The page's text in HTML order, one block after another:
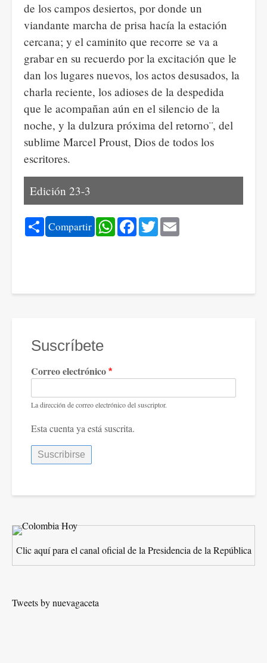
de los campos desiertos, por donde un
viandante marcha de prisa hacía la estación
cercana; y el caminito que recorre se va a
grabar en su recuerdo por la excitación que le
dan los lugares nuevos, los actos desusados, la
charla reciente, los adioses de la despedida
que le acompañan aún en el silencio de la
noche, y la dulzura próxima del retorno¨, del
sublime Marcel Proust, Dios de todos los
escritores.
Edición 23-3
Share
Compartir WhatsApp
Facebook
Twitter
Suscríbete
Correo electrónico
La dirección de correo electrónico del suscriptor.
Esta cuenta ya está suscrita.
Clic aquí para el canal oficial de la Presidencia de la República
Tweets by nuevagaceta